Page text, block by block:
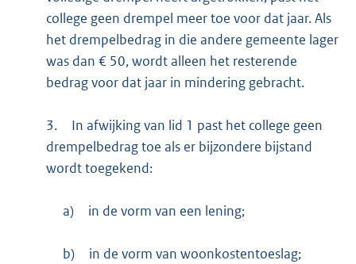
college geen drempel meer toe voor dat jaar. Als
het drempelbedrag in die andere gemeente lager
was dan € 50, wordt alleen het resterende
bedrag voor dat jaar in mindering gebracht.
3.
In afwijking van lid 1 past het college geen
drempelbedrag toe als er bijzondere bijstand
wordt toegekend:
a) in de vorm van een lening;
b) in de vorm van woonkostentoeslag;